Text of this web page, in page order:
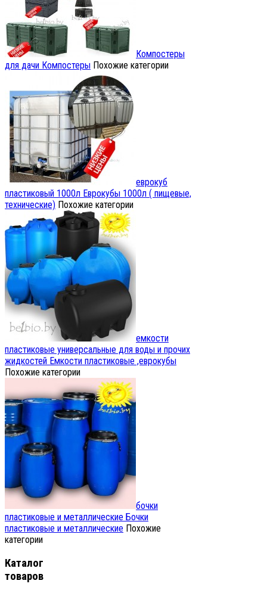
Компостеры
для дачи Компостеры Похожие категории
еврокуб
пластиковый 1000л Еврокубы 1000л ( пищевые,
технические) Похожие категории
емкости
пластиковые универсальные для воды и прочих
жидкостей Емкости пластиковые ,еврокубы
Похожие категории
бочки
пластиковые и металлические Бочки
пластиковые и металлические Похожие
категории
Каталог
товаров